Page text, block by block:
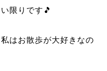
限りです🎵
はお散歩が大好きなの